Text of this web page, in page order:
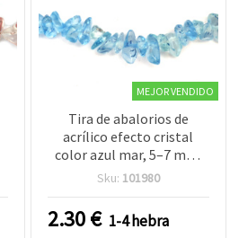
MEJOR VENDIDO
Tira de abalorios de
acrílico efecto cristal
color azul mar, 5–7 mm,
longitud aprox. 80 cm –
manualidades y
accesorios hechos a mano
Sku: 101980
2.30€ 1-4 hebra